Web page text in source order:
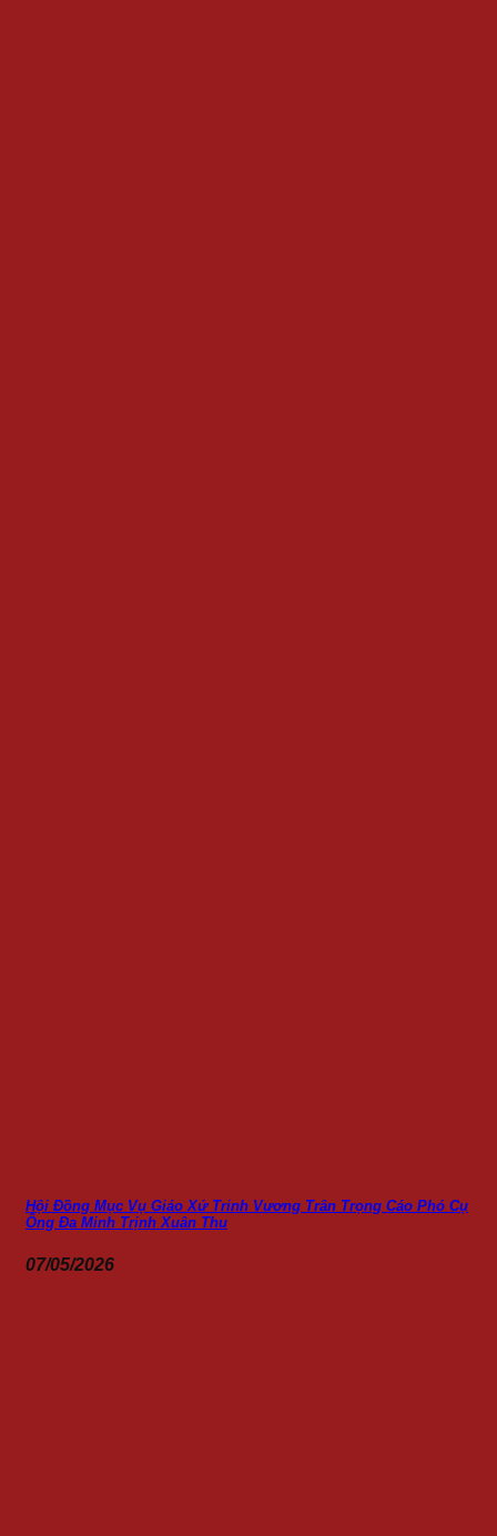
Hội Đồng Mục Vụ Giáo Xứ Trinh Vương Trân Trọng Cáo Phó Cụ
Ông Đa Minh Trịnh Xuân Thu
07/05/2026